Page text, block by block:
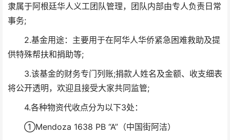
隶属于阿根廷华人义工团队管理，团队内部由专人负责日常
事务;
2.基金用途：主要用于在阿华人华侨紧急困难救助及提
供特殊帮扶和捐助等;
3.该基金的财务专门列账;捐款人姓名及金额、收支细表
将公开透明，欢迎且接受大家共同监管;
4.各种物资代收点分为以下3处：
①Mendoza 1638 PB “A”（中国街阿洁）